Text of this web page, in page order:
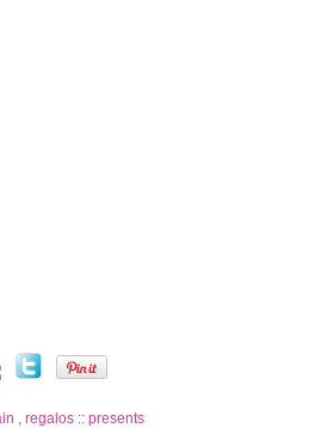
, regalos :: presents